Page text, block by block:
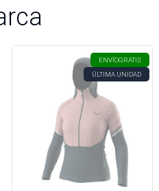
ENVÍOGRATIS
ÚLTIMA UNIDAD